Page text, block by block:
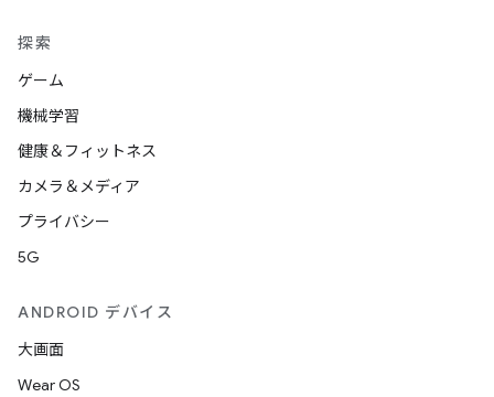
探索
ゲーム
機械学習
健康＆フィットネス
カメラ＆メディア
プライバシー
5G
ANDROID デバイス
大画面
Wear OS